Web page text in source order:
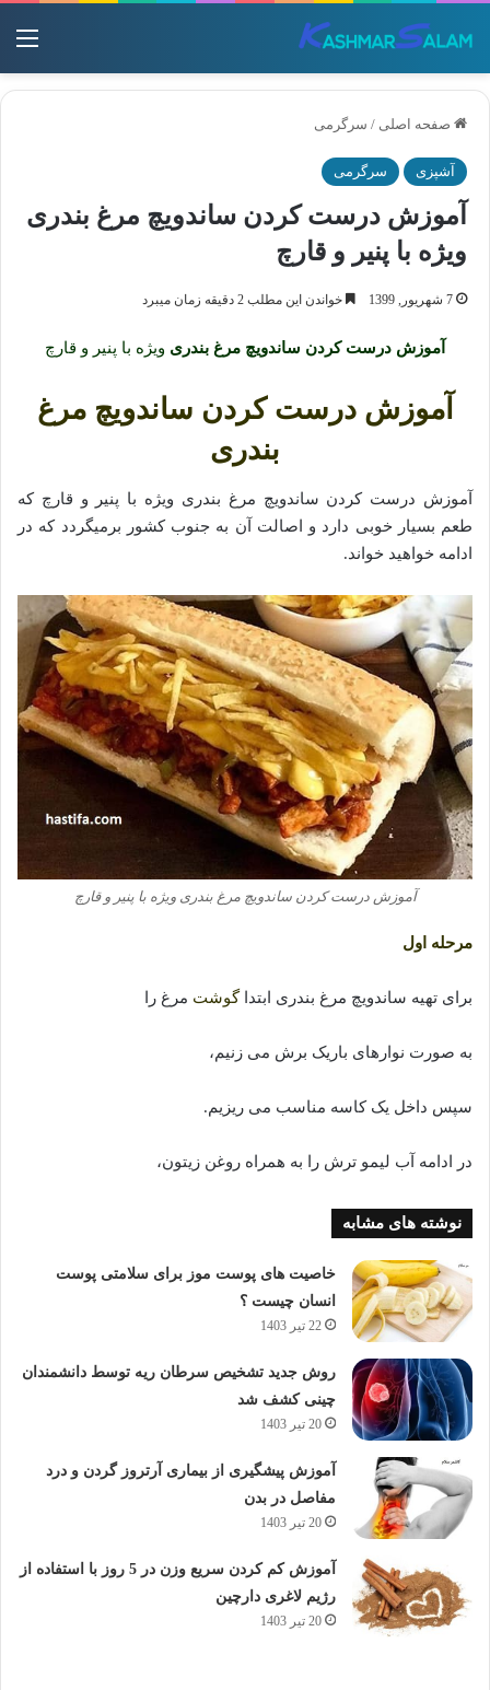
صفحه اصلی / سرگرمی
آشپزی سرگرمی
آموزش درست کردن ساندویچ مرغ بندری
ویژه با پنیر و قارچ
7 شهریور, 1399 خواندن این مطلب 2 دقیقه زمان میبرد
آموزش درست کردن ساندویچ مرغ بندری ویژه با پنیر و قارچ
آموزش درست کردن ساندویچ مرغ
بندری
آموزش درست کردن ساندویچ مرغ بندری ویژه با پنیر و قارچ که
طعم بسیار خوبی دارد و اصالت آن به جنوب کشور برمیگردد که در
ادامه خواهید خواند.
آموزش درست کردن ساندویچ مرغ بندری ویژه با پنیر و قارچ
مرحله اول
برای تهیه ساندویچ مرغ بندری ابتداگوشت مرغ را
به صورت نوارهای باریک برش می زنیم،
سپس داخل یک کاسه مناسب می ریزیم.
در ادامه آب لیمو ترش را به همراه روغن زیتون،
نوشته های مشابه
خاصیت های پوست موز برای سلامتی پوست
انسان چیست ؟
22 تیر 1403
روش جدید تشخیص سرطان ریه توسط دانشمندان
چینی کشف شد
20 تیر 1403
آموزش پیشگیری از بیماری آرتروز گردن و درد
مفاصل در بدن
20 تیر 1403
آموزش کم کردن سریع وزن در 5 روز با استفاده از
رژیم لاغری دارچین
20 تیر 1403